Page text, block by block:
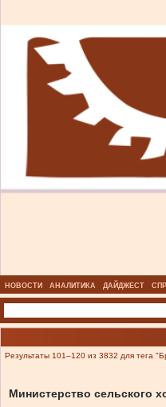
НОВОСТИ АНАЛИТИКА ДАЙДЖЕСТ
Результаты 101–120 из 3832 для тега
Министерство сельского